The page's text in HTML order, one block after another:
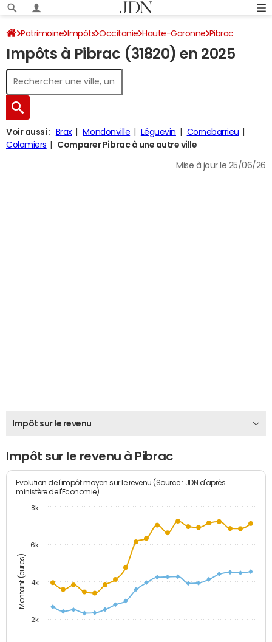
Patrimoine Impôts Occitanie Haute-Garonne Pibrac
Impôt sur le revenu
Impôts à Pibrac (31820) en 2025
Voir aussi : Brax Mondonville Léguevin
Cornebarrieu
Colomiers
Comparer Pibrac à une autre ville
Mise à jour le 25/06/26
Impôt sur le revenu
Impôt sur le revenu à Pibrac
Montant (euros)
Evolution de l'impôt moyen sur le revenu (Source : JDN d'après
ministère de l'Economie)
2k
4k
6k
8k